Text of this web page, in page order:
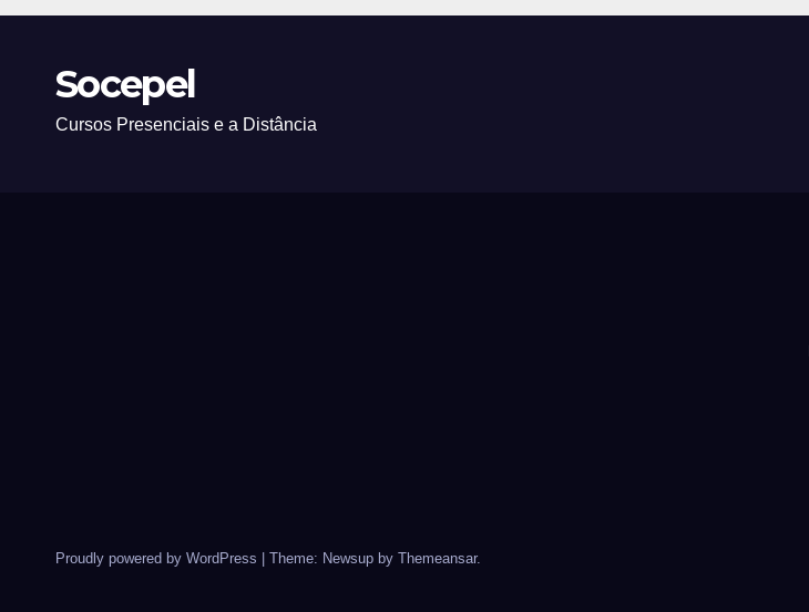
Socepel
Cursos Presenciais e a Distância
Proudly powered by WordPress Theme: Newsup by Themeansar.